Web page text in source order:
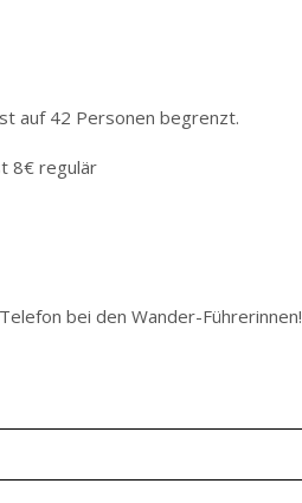
auf 42 Personen begrenzt.
8€ regulär
bei den Wander-Führerinnen!